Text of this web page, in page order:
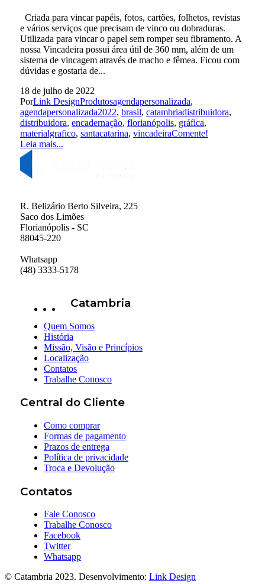
Criada para vincar papéis, fotos, cartões, folhetos, revistas
e vários serviços que precisam de vinco ou dobraduras.
Utilizada para vincar o papel sem romper seu fibramento. A
nossa Vincadeira possui área útil de 360 mm, além de um
sistema de vincagem através de macho e fêmea. Ficou com
dúvidas e gostaria de...
18 de julho de 2022
PorLink DesignProdutosagendapersonalizada,
agendapersonalizada2022, brasil, catambriadistribuidora,
distribuidora, encadernação, florianópolis, gráfica,
materialgrafico, santacatarina, vincadeiraComente!
Leia mais...
R. Belizário Berto Silveira, 225
Saco dos Limões
Florianópolis - SC
88045-220
Whatsapp
(48) 3333-5178
Catambria
Quem Somos
História
Missão, Visão e Princípios
Localização
Contatos
Trabalhe Conosco
Central do Cliente
Como comprar
Formas de pagamento
Prazos de entrega
Política de privacidade
Troca e Devolução
Contatos
Fale Conosco
Trabalhe Conosco
Facebook
Twitter
Whatsapp
© Catambria 2023. Desenvolvimento: Link Design